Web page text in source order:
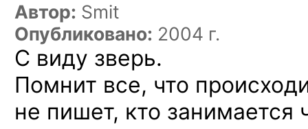
Автор: Smit
Опубликовано: 2004 г.
С виду зверь.
Помнит все, что
не пишет, кто занимается